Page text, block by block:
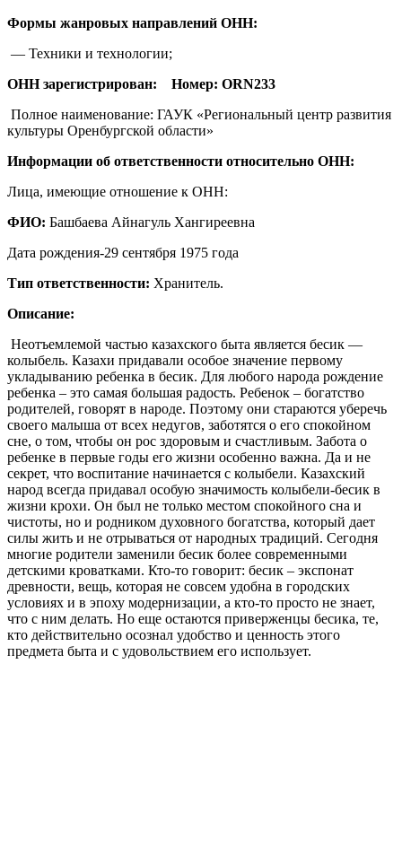
Формы жанровых направлений ОНН:
— Техники и технологии;
ОНН зарегистрирован: Номер: ORN233
Полное наименование: ГАУК «Региональный центр развития
культуры Оренбургской области»
Информации об ответственности относительно ОНН:
Лица, имеющие отношение к ОНН:
ФИО: Башбаева Айнагуль Хангиреевна
Дата рождения-29 сентября 1975 года
Тип ответственности: Хранитель.
Описание:
Неотъемлемой частью казахского быта является бесик —
колыбель. Казахи придавали особое значение первому
укладыванию ребенка в бесик. Для любого народа рождение
ребенка – это самая большая радость. Ребенок – богатство
родителей, говорят в народе. Поэтому они стараются уберечь
своего малыша от всех недугов, заботятся о его спокойном
сне, о том, чтобы он рос здоровым и счастливым. Забота о
ребенке в первые годы его жизни особенно важна. Да и не
секрет, что воспитание начинается с колыбели. Казахский
народ всегда придавал особую значимость колыбели-бесик в
жизни крохи. Он был не только местом спокойного сна и
чистоты, но и родником духовного богатства, который дает
силы жить и не отрываться от народных традиций. Сегодня
многие родители заменили бесик более современными
детскими кроватками. Кто-то говорит: бесик – экспонат
древности, вещь, которая не совсем удобна в городских
условиях и в эпоху модернизации, а кто-то просто не знает,
что с ним делать. Но еще остаются приверженцы бесика, те,
кто действительно осознал удобство и ценность этого
предмета быта и с удовольствием его использует.